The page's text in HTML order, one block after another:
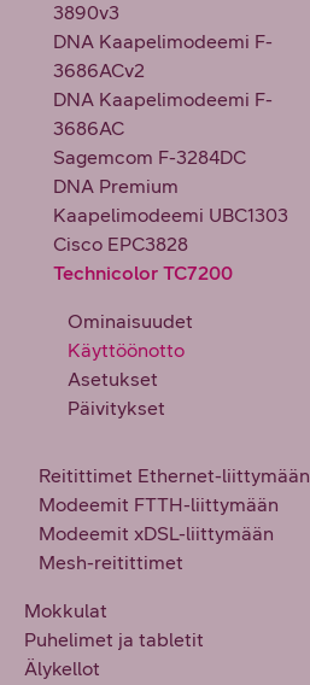
3890v3
DNA Kaapelimodeemi F-
3686ACv2
DNA Kaapelimodeemi F-
3686AC
Sagemcom F-3284DC
DNA Premium
Kaapelimodeemi UBC1303
Cisco EPC3828
Technicolor TC7200
Ominaisuudet
Käyttöönotto
Asetukset
Päivitykset
Reitittimet Ethernet-liittymään
Modeemit FTTH-liittymään
Modeemit xDSL-liittymään
Mesh-reitittimet
Mokkulat
Puhelimet ja tabletit
Älykellot